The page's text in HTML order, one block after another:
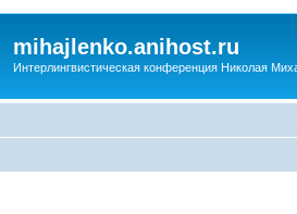
mihajlenko.anihost.ru
Интерлингвистическая конференция Николая